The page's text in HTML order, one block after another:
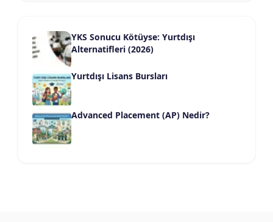
YKS Sonucu Kötüyse: Yurtdışı
Alternatifleri (2026)
Yurtdışı Lisans Bursları
Advanced Placement (AP) Nedir?